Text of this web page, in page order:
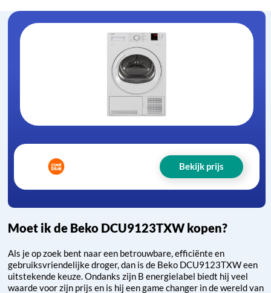
Moet ik de Beko DCU9123TXW kopen?
Als je op zoek bent naar een betrouwbare, efficiënte en
gebruiksvriendelijke droger, dan is de Beko DCU9123TXW een
uitstekende keuze. Ondanks zijn B energielabel biedt hij veel
waarde voor zijn prijs en is hij een game changer in de wereld van
Bekijk prijs